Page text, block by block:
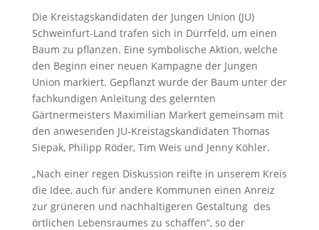
Die Kreistagskandidaten der Jungen Union (JU)
Schweinfurt-Land trafen sich in Dürrfeld, um einen
Baum zu pflanzen. Eine symbolische Aktion, welche
den Beginn einer neuen Kampagne der Jungen
Union markiert. Gepflanzt wurde der Baum unter der
fachkundigen Anleitung des gelernten
Gärtnermeisters Maximilian Markert gemeinsam mit
den anwesenden JU-Kreistagskandidaten Thomas
Siepak, Philipp Röder, Tim Weis und Jenny Köhler.
„Nach einer regen Diskussion reifte in unserem Kreis
die Idee, auch für andere Kommunen einen Anreiz
zur grüneren und nachhaltigeren Gestaltung des
örtlichen Lebensraumes zu schaffen“, so der